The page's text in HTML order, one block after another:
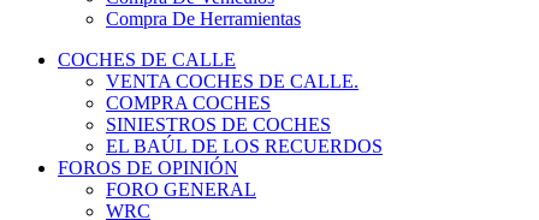
COCHES DE CALLE
VENTA COCHES DE CALLE.
COMPRA COCHES
SINIESTROS DE COCHES
EL BAÚL DE LOS RECUERDOS
FOROS DE OPINIÓN
FORO GENERAL
WRC
ERC